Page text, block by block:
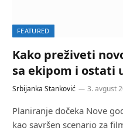
FEATURED
Kako preživeti
sa ekipom i ostati
Srbijanka Stanković 3. avgust
Planiranje dočeka Nove
kao savršen scenario za